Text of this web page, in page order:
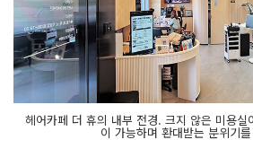
헤어카페 더 휴의 내부 전경. 크지 않은 미용실
이 가능하며 환대받는 분위기